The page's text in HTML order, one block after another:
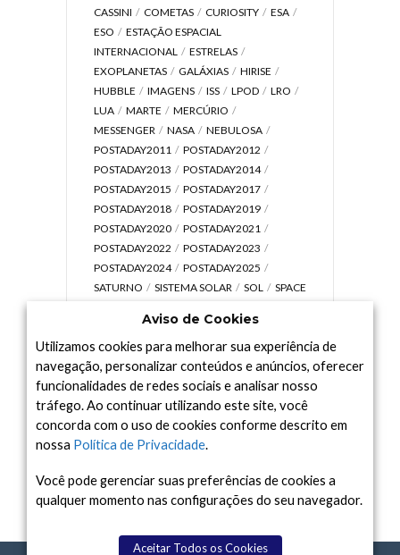
CASSINI
COMETAS CURIOSITY
ESA
ESO
ESTAÇÃO ESPACIAL
INTERNACIONAL
ESTRELAS
EXOPLANETAS
GALÁXIAS
HIRISE
HUBBLE
IMAGENS ISS LPOD
LRO
LUA
MARTE
MERCÚRIO
MESSENGER
NASA
NEBULOSA
POSTADAY2011
POSTADAY2012
POSTADAY2013
POSTADAY2014
POSTADAY2015
POSTADAY2017
POSTADAY2018
POSTADAY2019
POSTADAY2020
POSTADAY2021
POSTADAY2022
POSTADAY2023
POSTADAY2024
POSTADAY2025
SATURNO
SISTEMA SOLAR SOL
SPACE
UNIVERSO
VÍDEO
Arquivo
Arquivo
Aviso de Cookies
Utilizamos cookies para melhorar sua experiência de
navegação, personalizar conteúdos e anúncios, oferecer
funcionalidades de redes sociais e analisar nosso
tráfego. Ao continuar utilizando este site, você
concorda com o uso de cookies conforme descrito em
nossa Política de Privacidade.
Você pode gerenciar suas preferências de cookies a
qualquer momento nas configurações do seu navegador.
Aceitar Todos os Cookies